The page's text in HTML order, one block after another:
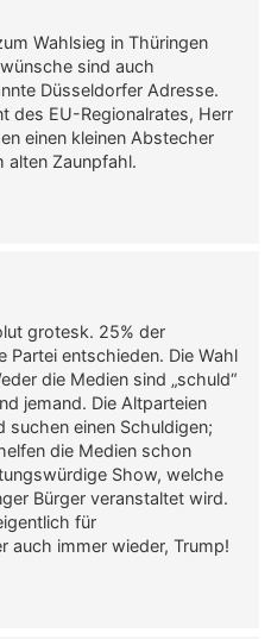
Wahlsieg in Thüringen
sind auch
Düsseldorfer Adresse.
des EU-Regionalrates, Herr
einen kleinen Abstecher
alten Zaunpfahl.
grotesk. 25% der
Partei entschieden. Die Wahl
die Medien sind „schuld“
jemand. Die Altparteien
suchen einen Schuldigen;
die Medien schon
Show, welche
Bürger veranstaltet wird.
für
auch immer wieder, Trump!